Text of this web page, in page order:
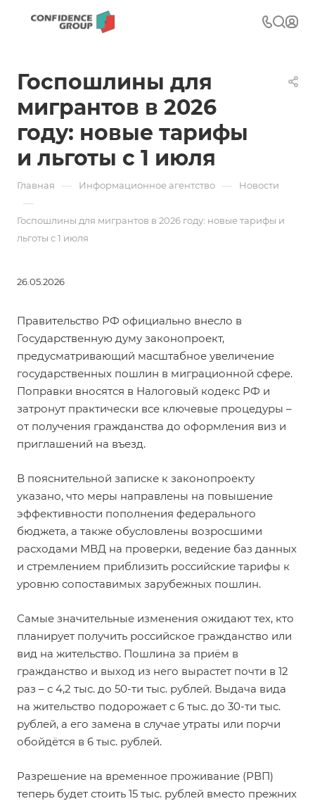
Госпошлины для
мигрантов в 2026
году: новые тарифы
и льготы с 1 июля
Главная — Информационное агентство — Новости
—
Госпошлины для мигрантов в 2026 году: новые тарифы и
льготы с 1 июля
26.05.2026
Правительство РФ официально внесло в
Государственную думу законопроект,
предусматривающий масштабное увеличение
государственных пошлин в миграционной сфере.
Поправки вносятся в Налоговый кодекс РФ и
затронут практически все ключевые процедуры –
от получения гражданства до оформления виз и
приглашений на въезд.
В пояснительной записке к законопроекту
указано, что меры направлены на повышение
эффективности пополнения федерального
бюджета, а также обусловлены возросшими
расходами МВД на проверки, ведение баз данных
и стремлением приблизить российские тарифы к
уровню сопоставимых зарубежных пошлин.
Самые значительные изменения ожидают тех, кто
планирует получить российское гражданство или
вид на жительство. Пошлина за приём в
гражданство и выход из него вырастет почти в 12
раз – с 4,2 тыс. до 50-ти тыс. рублей. Выдача вида
на жительство подорожает с 6 тыс. до 30-ти тыс.
рублей, а его замена в случае утраты или порчи
обойдётся в 6 тыс. рублей.
Разрешение на временное проживание (РВП)
теперь будет стоить 15 тыс. рублей вместо прежних